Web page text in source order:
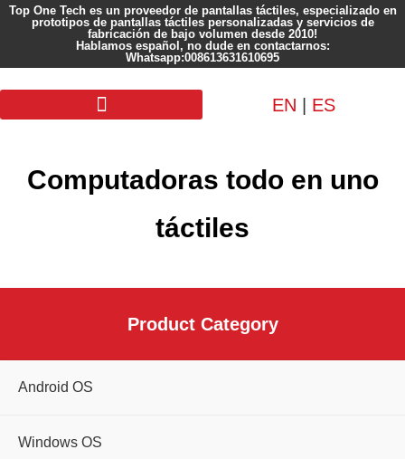
Top One Tech es un proveedor de pantallas táctiles, especializado en
prototipos de pantallas táctiles personalizadas y servicios de
fabricación de bajo volumen desde 2010!
Hablamos español, no dude en contactarnos:
Whatsapp:008613631610695
EN ES
Computadoras todo en uno
táctiles
Product Category
Android OS
Windows OS